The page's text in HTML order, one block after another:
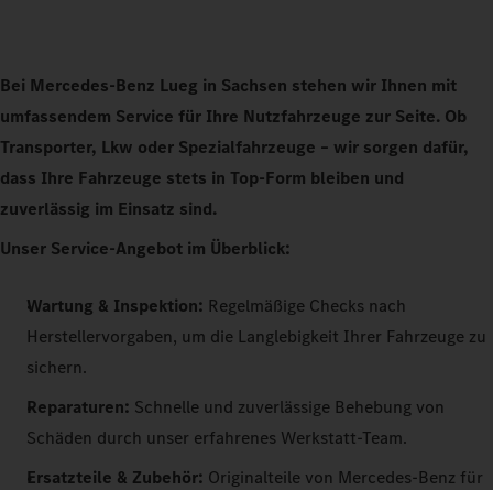
Bei Mercedes-Benz Lueg in Sachsen stehen wir Ihnen mit
umfassendem Service für Ihre Nutzfahrzeuge zur Seite. Ob
Transporter, Lkw oder Spezialfahrzeuge – wir sorgen dafür,
dass Ihre Fahrzeuge stets in Top-Form bleiben und
zuverlässig im Einsatz sind.
Unser Service-Angebot im Überblick:
Wartung & Inspektion: Regelmäßige Checks nach
Herstellervorgaben, um die Langlebigkeit Ihrer Fahrzeuge zu
sichern.
Reparaturen: Schnelle und zuverlässige Behebung von
Schäden durch unser erfahrenes Werkstatt-Team.
Ersatzteile & Zubehör: Originalteile von Mercedes-Benz für